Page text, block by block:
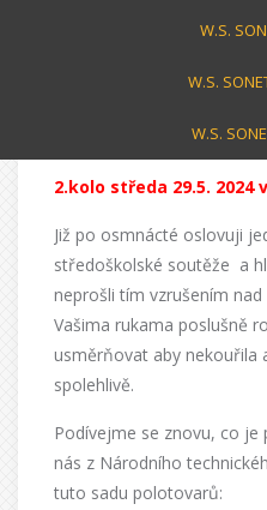
W.S.
W.S.
W.S.
Mili přátelé, nové
1.kolo středa 10.4.2024
2.kolo středa 29.5. 2024
Již po osmnácté oslovuji
středoškolské soutěže a
neprošli tím vzrušením
Vašima rukama poslušně
usměrňovat aby nekouřila
spolehlivě.
Podívejme se znovu, co
nás z Národního
tuto sadu polotovarů: